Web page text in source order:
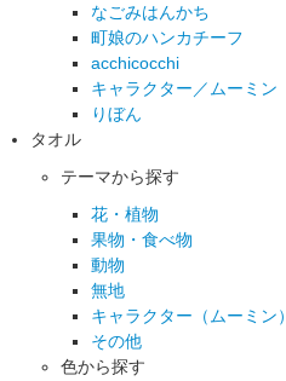
なごみはんかち
町娘のハンカチーフ
acchicocchi
キャラクター／ムーミン
りぼん
タオル
テーマから探す
花・植物
果物・食べ物
動物
無地
キャラクター（ムーミン）
その他
色から探す